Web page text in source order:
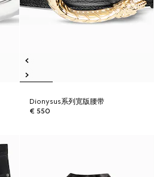
Dionysus系列宽版腰带
€ 550